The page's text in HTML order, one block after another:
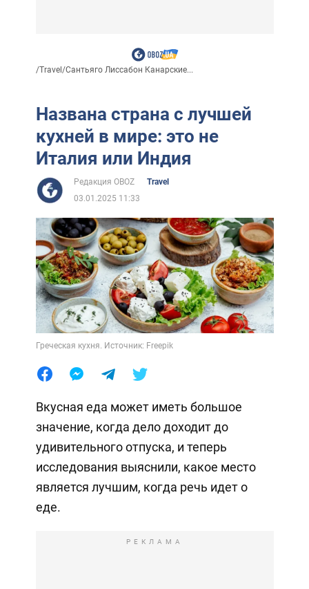
/Travel /Сантьяго Лиссабон Канарские...
Названа страна с лучшей
кухней в мире: это не
Италия или Индия
Редакция OBOZ
Travel
03.01.2025 11:33
Греческая кухня. Источник: Freepik
Вкусная еда может иметь большое
значение, когда дело доходит до
удивительного отпуска, и теперь
исследования выяснили, какое место
является лучшим, когда речь идет о
еде.
РЕКЛАМА